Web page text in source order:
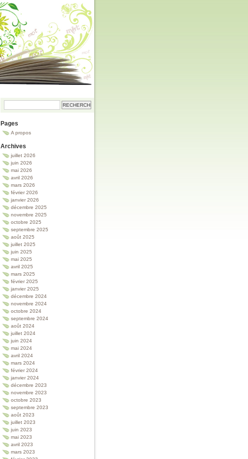
Pages
A propos
Archives
juillet 2026
juin 2026
mai 2026
avril 2026
mars 2026
février 2026
janvier 2026
décembre 2025
novembre 2025
octobre 2025
septembre 2025
août 2025
juillet 2025
juin 2025
mai 2025
avril 2025
mars 2025
février 2025
janvier 2025
décembre 2024
novembre 2024
octobre 2024
septembre 2024
août 2024
juillet 2024
juin 2024
mai 2024
avril 2024
mars 2024
février 2024
janvier 2024
décembre 2023
novembre 2023
octobre 2023
septembre 2023
août 2023
juillet 2023
juin 2023
mai 2023
avril 2023
mars 2023